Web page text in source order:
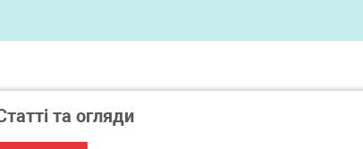
та огляди